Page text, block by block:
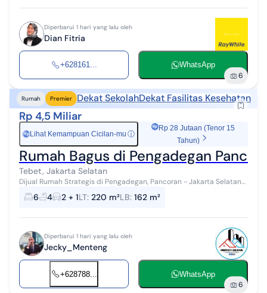
Diperbarui 1 hari yang lalu oleh
Dian Fitria
+628161... WhatsApp
6
Rumah Premier Dekat SekolahDekat Fasilitas Kesehatan
Rp 4,5 Miliar
RpLihat Kemampuan Cicilan-mu ⓘ
Rp 28 Jutaan (Tenor 15
Tahun)
Rumah Bagus di Pengadegan
Tebet, Jakarta Selatan
Dijual Rumah Strategis di Pengadegan, Pancoran - Jakarta Selatan
Lokasi sangat potensial untuk bisnis kos-kosan atau tempat tinggal
pribadi! Spe...
6 4 2 + 1LT: 220 m²LB: 162 m²
Diperbarui 1 hari yang lalu oleh
Jecky_Menteng
+628788... WhatsApp
6